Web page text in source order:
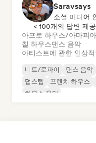
Saravsays
소셜 미디어
< 100개의 답변 제공
아프로 하우스/아마피
칠 하우스댄스 음악
아티스트에 관한 인상
비트/로파이 댄스 음악
덥스텝
프렌치 하우스
하우스 음악